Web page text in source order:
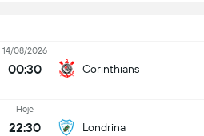
14/08/2026
00:30 Corinthians
Hoje
22:30 Londrina